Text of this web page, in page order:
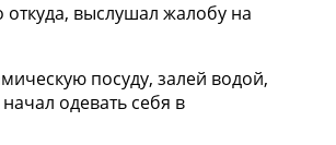
выслушал жалобу на
посуду, залей водой,
одевать себя в